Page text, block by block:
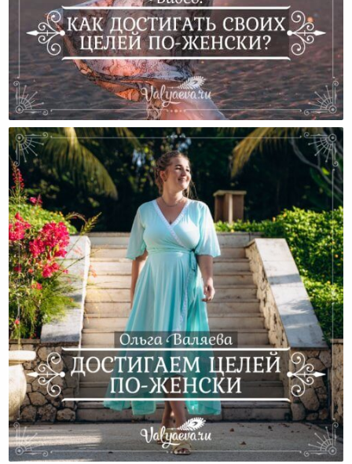
Как Достигать Своих Целей По-Женски? Валяева
Ольга
Достигаем Целей По-Женски